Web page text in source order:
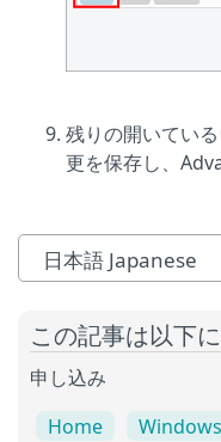
残りの開いてい
更を保存し、
日本語 Japanese
この記事は以下
申し込み
Home Windows